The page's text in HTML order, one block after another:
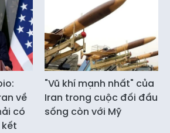
về
có
"Vũ khí mạnh nhất" của
Iran trong cuộc đối đầu
sống còn với Mỹ